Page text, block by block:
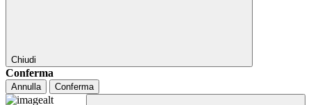
Chiudi
Conferma
Annulla Conferma